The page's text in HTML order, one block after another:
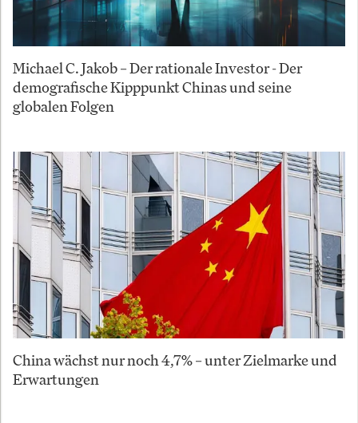
Michael C. Jakob – Der rationale Investor - Der
demografische Kipppunkt Chinas und seine
globalen Folgen
China wächst nur noch 4,7% – unter Zielmarke und
Erwartungen